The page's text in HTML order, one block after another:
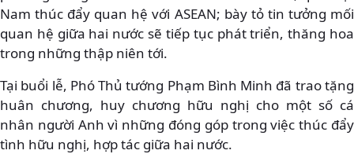
Nam thúc đẩy quan hệ với ASEAN; bày tỏ tin tưởng mối
quan hệ giữa hai nước sẽ tiếp tục phát triển, thăng hoa
trong những thập niên tới.
Tại buổi lễ, Phó Thủ tướng Phạm Bình Minh đã trao tặng
huân chương, huy chương hữu nghị cho một số cá
nhân người Anh vì những đóng góp trong việc thúc đẩy
tình hữu nghị, hợp tác giữa hai nước.